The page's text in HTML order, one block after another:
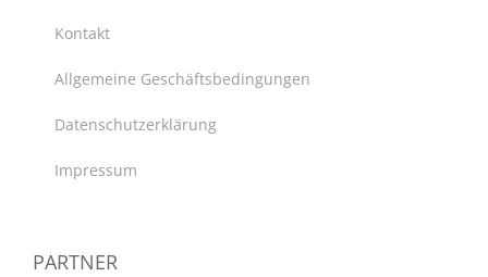
Kontakt
Allgemeine Geschäftsbedingungen
Datenschutzerklärung
Impressum
PARTNER